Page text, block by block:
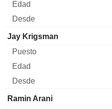
Jay Krigsman
Ramin Arani